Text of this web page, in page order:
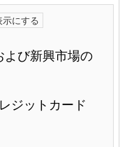
よび新興市場の
ジットカード